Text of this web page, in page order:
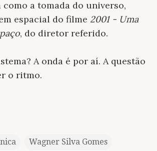
a tomada do universo,
espacial do filme 2001 - Uma
, do diretor referido.
A onda é por aí. A questão
o ritmo.
Wagner Silva Gomes